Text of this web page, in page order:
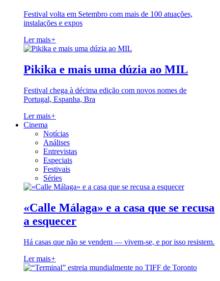
Festival volta em Setembro com mais de 100 atuações,
instalações e expos
Ler mais+
Pikika e mais uma dúzia ao MIL
Festival chega à décima edição com novos nomes de
Portugal, Espanha, Bra
Ler mais+
Cinema
Notícias
Análises
Entrevistas
Especiais
Festivais
Séries
«Calle Málaga» e a casa que se recusa
a esquecer
Há casas que não se vendem — vivem-se, e por isso resistem.
Ler mais+